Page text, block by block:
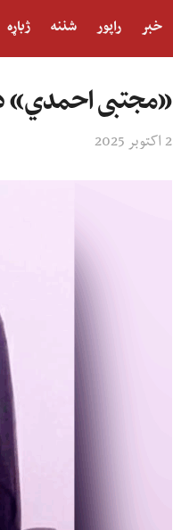
خبر راپور شننه ژباړه
«مجتبی احمدي» د
2 اکتوبر 2025